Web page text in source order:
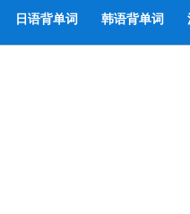
日语背单词 韩语背单词